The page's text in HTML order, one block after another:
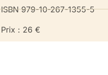
ISBN 979-10-267-1355-5
Prix : 26 €